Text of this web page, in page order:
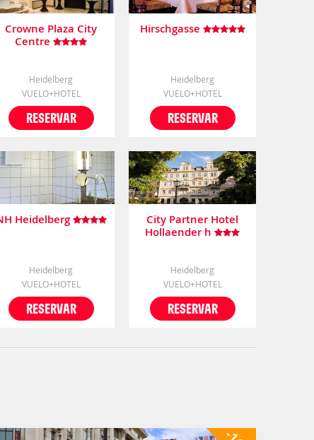
Crowne Plaza City
Centre
Heidelberg
VUELO+HOTEL
RESERVAR
Hirschgasse
Heidelberg
VUELO+HOTEL
RESERVAR
Heidelberg
Heidelberg
VUELO+HOTEL
RESERVAR
City Partner Hotel
Hollaender h
Heidelberg
VUELO+HOTEL
RESERVAR